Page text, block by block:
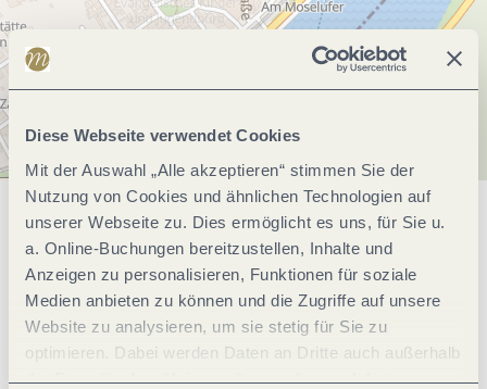
Diese Webseite verwendet Cookies
Mit der Auswahl „Alle akzeptieren“ stimmen Sie der
Nutzung von Cookies und ähnlichen Technologien auf
unserer Webseite zu. Dies ermöglicht es uns, für Sie u.
a. Online-Buchungen bereitzustellen, Inhalte und
Anzeigen zu personalisieren, Funktionen für soziale
Medien anbieten zu können und die Zugriffe auf unsere
Website zu analysieren, um sie stetig für Sie zu
optimieren. Dabei werden Daten an Dritte auch außerhalb
der Europäischen Union weitergegeben und dort
Allgemeine Informationen
Öffnungszeiten